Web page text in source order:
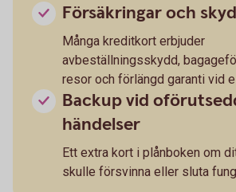
Försäkringar och
Många kreditkort erbjuder
avbeställningsskydd,
resor och förlängd garanti vid
Backup vid
händelser
Ett extra kort i plånboken om
skulle försvinna eller sluta